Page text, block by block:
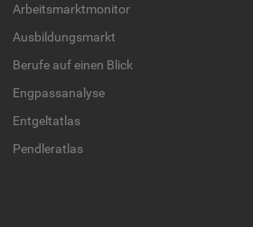
Ar­beits­markt­mo­ni­tor
Aus­bil­dungs­markt
Be­ru­fe auf einen Blick
Eng­pass­ana­ly­se
Ent­gel­t­at­las
Pend­ler­at­las